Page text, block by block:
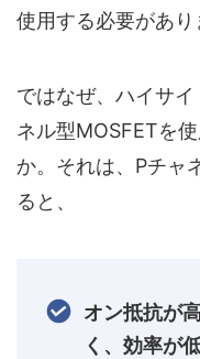
使用する必要があり
ではなぜ、ハイサ
ネル型MOSFETを
か。それは、Pチャ
ると、
オン抵抗が
く、効率が